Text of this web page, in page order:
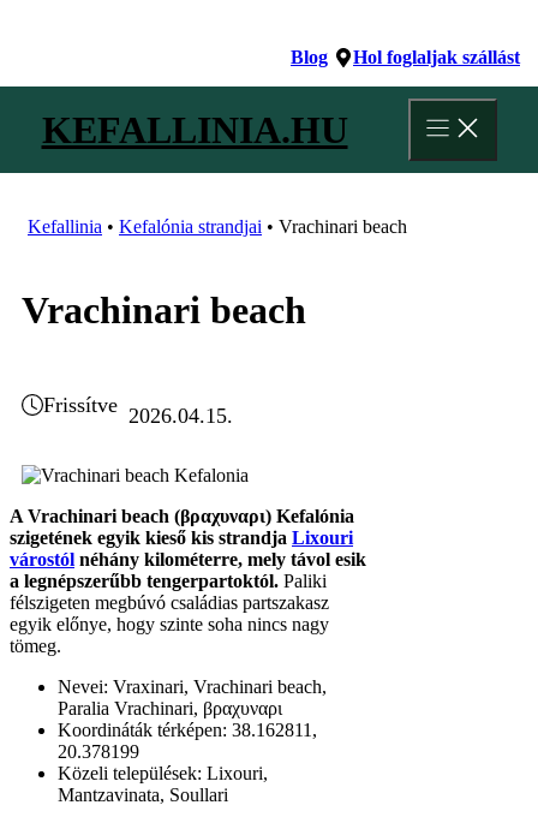
Blog Hol foglaljak szállást
KEFALLINIA.HU
Kefallinia • Kefalónia strandjai • Vrachinari beach
Vrachinari beach
Frissítve 2026.04.15.
A Vrachinari beach (βραχυναρι) Kefalónia
szigetének egyik kieső kis strandja Lixouri
várostól néhány kilométerre, mely távol esik
a legnépszerűbb tengerpartoktól. Paliki
félszigeten megbúvó családias partszakasz
egyik előnye, hogy szinte soha nincs nagy
tömeg.
Nevei: Vraxinari, Vrachinari beach,
Paralia Vrachinari, βραχυναρι
Koordináták térképen: 38.162811,
20.378199
Közeli települések: Lixouri,
Mantzavinata, Soullari